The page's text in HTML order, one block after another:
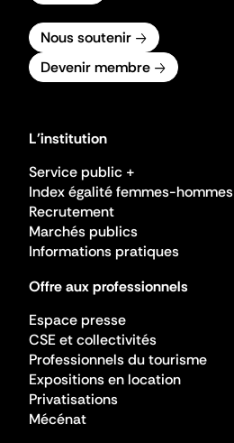
Nous soutenir
Devenir membre
L'institution
Service public +
Index égalité femmes-hommes
Recrutement
Marchés publics
Informations pratiques
Offre aux professionnels
Espace presse
CSE et collectivités
Professionnels du tourisme
Expositions en location
Privatisations
Mécénat